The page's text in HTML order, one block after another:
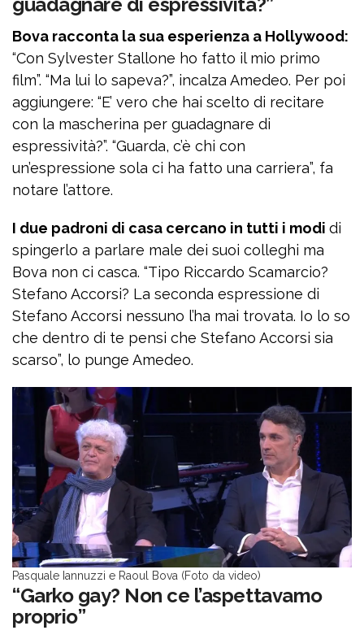
Bova racconta la sua esperienza a Hollywood:
“Con Sylvester Stallone ho fatto il mio primo
film”. “Ma lui lo sapeva?”, incalza Amedeo. Per poi
aggiungere: “E’ vero che hai scelto di recitare
con la mascherina per guadagnare di
espressività?”. “Guarda, c’è chi con
un’espressione sola ci ha fatto una carriera”, fa
notare l’attore.
I due padroni di casa cercano in tutti i modi di
spingerlo a parlare male dei suoi colleghi ma
Bova non ci casca. “Tipo Riccardo Scamarcio?
Stefano Accorsi? La seconda espressione di
Stefano Accorsi nessuno l’ha mai trovata. Io lo so
che dentro di te pensi che Stefano Accorsi sia
scarso”, lo punge Amedeo.
Pasquale Iannuzzi e Raoul Bova (Foto da video)
“Garko gay? Non ce l’aspettavamo
proprio”